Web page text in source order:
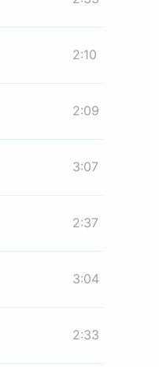
2:10
2:09
3:07
2:37
3:04
2:33